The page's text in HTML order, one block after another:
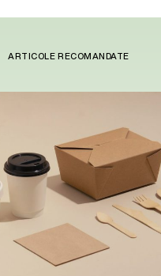
ARTICOLE RECOMANDATE